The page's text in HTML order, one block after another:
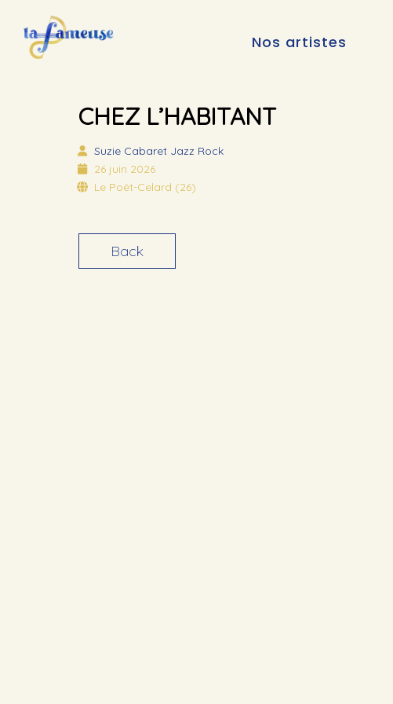
Nos artistes
CHEZ L’HABITANT
Suzie Cabaret Jazz Rock
26 juin 2026
Le Poët-Celard (26)
Back